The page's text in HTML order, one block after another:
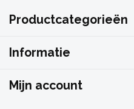
Productcategorieën
Informatie
Mijn account